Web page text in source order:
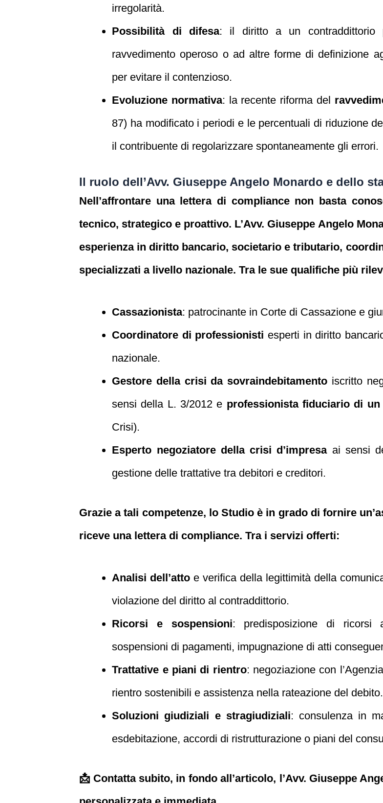
irregolarità.
Possibilità di difesa: il diritto a un contraddittorio
ravvedimento operoso o ad altre forme di definizione
per evitare il contenzioso.
Evoluzione normativa: la recente riforma del
87) ha modificato i periodi e le percentuali di riduzione
il contribuente di regolarizzare spontaneamente gli errori.
Il ruolo dell’Avv. Giuseppe Angelo Monardo e dello
Nell’affrontare una lettera di compliance non basta
tecnico, strategico e proattivo. L’Avv. Giuseppe Angelo
esperienza in diritto bancario, societario e tributario,
specializzati a livello nazionale. Tra le sue qualifiche più
Cassazionista: patrocinante in Corte di Cassazione e
Coordinatore di professionisti esperti in diritto
nazionale.
Gestore della crisi da sovraindebitamento iscritto
sensi della L. 3/2012 e professionista fiduciario di un
Crisi).
Esperto negoziatore della crisi d’impresaai sensi
gestione delle trattative tra debitori e creditori.
Grazie a tali competenze, lo Studio è in grado di fornire
riceve una lettera di compliance. Tra i servizi offerti:
Analisi dell’atto e verifica della legittimità della
violazione del diritto al contraddittorio.
Ricorsi e sospensioni: predisposizione di ricorsi
sospensioni di pagamenti, impugnazione di atti
Trattative e piani di rientro: negoziazione con
rientro sostenibili e assistenza nella rateazione del debito.
Soluzioni giudiziali e stragiudiziali: consulenza in
esdebitazione, accordi di ristrutturazione o piani del
📩 Contatta subito, in fondo all’articolo, l’Avv. Giuseppe